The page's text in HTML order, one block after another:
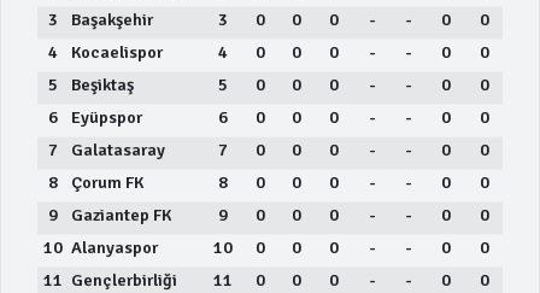
3
Başakşehir 3 0 0 0 - - 0
0
4
Kocaelispor 4 0 0 0 - - 0
0
5
Beşiktaş 5 0 0 0 - - 0
0
6
Eyüpspor 6 0 0 0 - - 0
0
7
Galatasaray 7 0 0 0 - - 0
0
8
Çorum FK 8 0 0 0 - - 0
0
9
Gaziantep FK 9 0 0 0 - - 0
0
10 Alanyaspor 10 0 0 0 - - 0
0
11 Gençlerbirliği
11 0 0 0 - - 0 0